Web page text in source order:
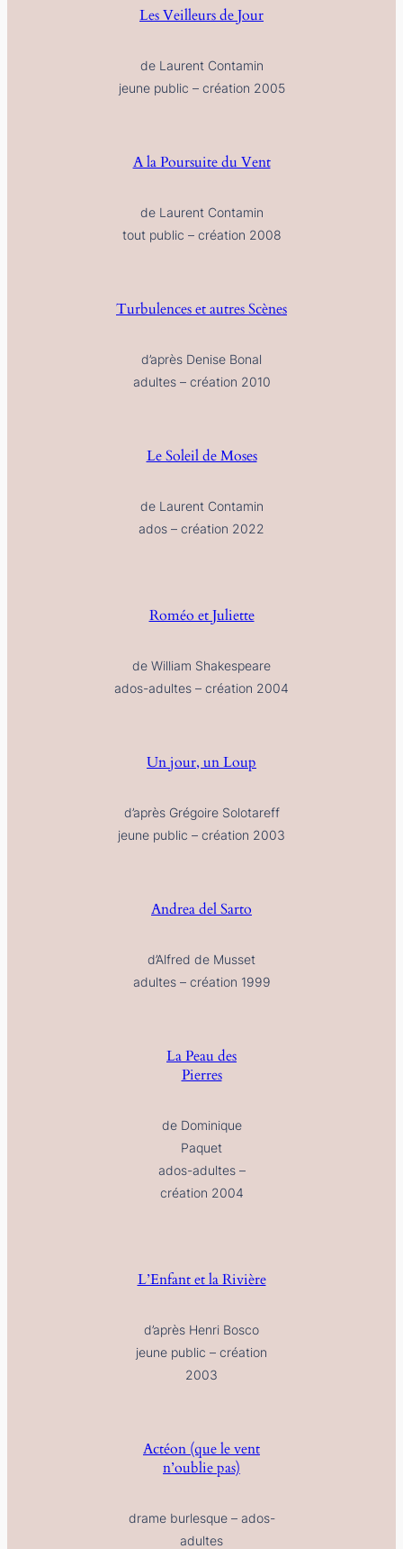
Les Veilleurs de Jour
de Laurent Contamin
jeune public – création 2005
A la Poursuite du Vent
de Laurent Contamin
tout public – création 2008
Turbulences et autres Scènes
d’après Denise Bonal
adultes – création 2010
Le Soleil de Moses
de Laurent Contamin
ados – création 2022
Roméo et Juliette
de William Shakespeare
ados-adultes – création 2004
Un jour, un Loup
d’après Grégoire Solotareff
jeune public – création 2003
Andrea del Sarto
d’Alfred de Musset
adultes – création 1999
La Peau des
Pierres
de Dominique
Paquet
ados-adultes –
création 2004
L’Enfant et la Rivière
d’après Henri Bosco
jeune public – création
2003
Actéon (que le vent
n’oublie pas)
drame burlesque – ados-
adultes